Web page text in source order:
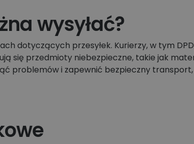
wysyłać?
dotyczących przesyłek. Kurierzy, w tym
się przedmioty niebezpieczne, takie jak
problemów i zapewnić bezpieczny